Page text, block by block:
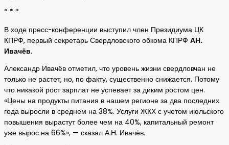
* * *
В ходе пресс-конференции выступил член Президиума ЦК
КПРФ, первый секретарь Свердловского обкома КПРФ АН.
Ивачёв.
Александр Ивачёв отметил, что уровень жизни свердловчан не
только не растет, но, по факту, существенно снижается. Потому
что никакой рост зарплат не успевает за диким ростом цен.
«Цены на продукты питания в нашем регионе за два последних
года выросли в среднем на 38%. Услуги ЖКХ с учетом июльского
повышения вырастут более чем на 40%, капитальный ремонт
уже вырос на 66%», — сказал А.Н. Ивачёв.